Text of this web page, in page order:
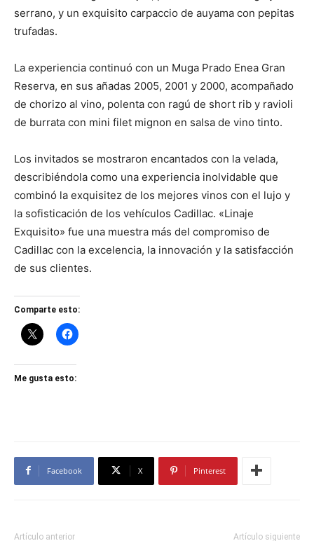
serrano, y un exquisito carpaccio de auyama con pepitas
trufadas.
La experiencia continuó con un Muga Prado Enea Gran
Reserva, en sus añadas 2005, 2001 y 2000, acompañado
de chorizo al vino, polenta con ragú de short rib y ravioli
de burrata con mini filet mignon en salsa de vino tinto.
Los invitados se mostraron encantados con la velada,
describiéndola como una experiencia inolvidable que
combinó la exquisitez de los mejores vinos con el lujo y
la sofisticación de los vehículos Cadillac. «Linaje
Exquisito» fue una muestra más del compromiso de
Cadillac con la excelencia, la innovación y la satisfacción
de sus clientes.
Comparte esto:
Me gusta esto:
Facebook X Pinterest
Artículo anterior Artículo siguiente